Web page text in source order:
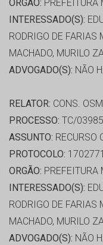
ORGÃO: PREFEITURA
INTERESSADO(S):
RODRIGO DE FARIAS
MACHADO, MURILO
ADVOGADO(S): NÃO
RELATOR: CONS.
PROCESSO: TC/
ASSUNTO: RECURSO
PROTOCOLO: 1702771
ORGÃO: PREFEITURA
INTERESSADO(S):
RODRIGO DE FARIAS
MACHADO, MURILO
ADVOGADO(S): NÃO